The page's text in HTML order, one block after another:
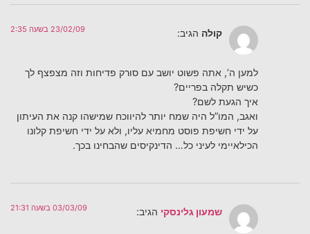
קולה הגיב: 23/02/09 בשעה 2:35
למען ה’, אתה פשוט יושב עם סורק פדיחות וזה מצפצף לך
כשיש תקלה בפריים?
איך הגעת לשם?
ואגב, המו”ל היה שמח יותר להיווכח שמישהו קנה את העיתון
על ידי חשיפת פוסט מחמיא עליו, ולא על ידי חשיפת קלונו
הכילאיימי לעיני כל… הדינקיסים שהבחינו בכך.
שמעון גלינסקי הגיב: 03/03/09 בשעה 21:31